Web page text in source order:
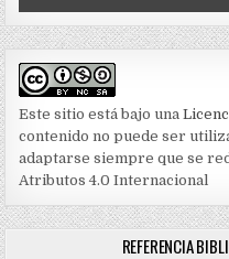
Este sitio está bajo una
contenido no puede ser
adaptarse siempre que se
Atributos 4.0 Internacional
REFERENCIA